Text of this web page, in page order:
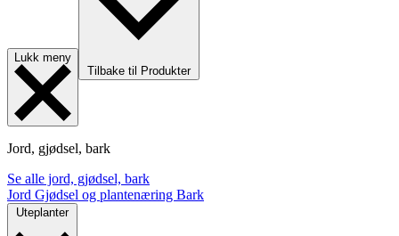
Lukk meny
Tilbake til Produkter
Jord, gjødsel, bark
Se alle jord, gjødsel, bark
Jord Gjødsel og plantenæring Bark
Uteplanter